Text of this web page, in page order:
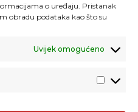
o uređaju. Pristanak
obradu podataka kao što su
Uvijek omogućeno